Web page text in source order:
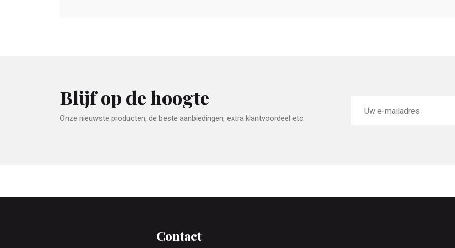
Blijf op de hoogte
Onze nieuwste producten, de beste aanbiedingen, extra klantvoordeel etc.
mailadres
Contact